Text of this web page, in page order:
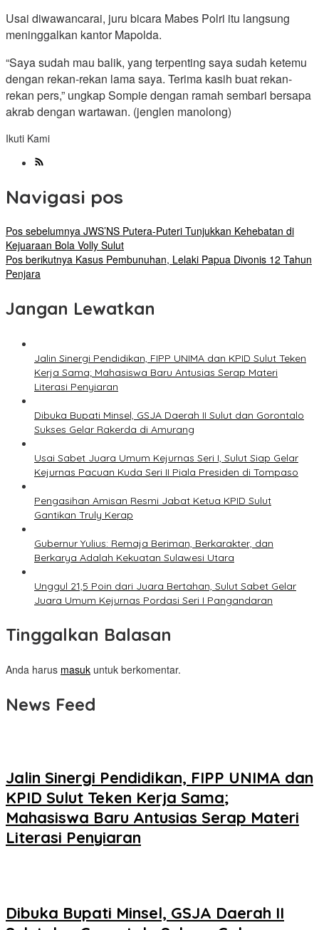
Usai diwawancarai, juru bicara Mabes Polri itu langsung
meninggalkan kantor Mapolda.
“Saya sudah mau balik, yang terpenting saya sudah ketemu
dengan rekan-rekan lama saya. Terima kasih buat rekan-
rekan pers,” ungkap Sompie dengan ramah sembari bersapa
akrab dengan wartawan. (jenglen manolong)
Ikuti Kami
Navigasi pos
Pos sebelumnya JWS’NS Putera-Puteri Tunjukkan Kehebatan di
Kejuaraan Bola Volly Sulut
Pos berikutnya Kasus Pembunuhan, Lelaki Papua Divonis 12 Tahun
Penjara
Jangan Lewatkan
Jalin Sinergi Pendidikan, FIPP UNIMA dan KPID Sulut Teken
Kerja Sama; Mahasiswa Baru Antusias Serap Materi
Literasi Penyiaran
Dibuka Bupati Minsel, GSJA Daerah II Sulut dan Gorontalo
Sukses Gelar Rakerda di Amurang
Usai Sabet Juara Umum Kejurnas Seri I, Sulut Siap Gelar
Kejurnas Pacuan Kuda Seri II Piala Presiden di Tompaso
Pengasihan Amisan Resmi Jabat Ketua KPID Sulut
Gantikan Truly Kerap
Gubernur Yulius: Remaja Beriman, Berkarakter, dan
Berkarya Adalah Kekuatan Sulawesi Utara
Unggul 21,5 Poin dari Juara Bertahan, Sulut Sabet Gelar
Juara Umum Kejurnas Pordasi Seri I Pangandaran
Tinggalkan Balasan
Anda harus masuk untuk berkomentar.
News Feed
Jalin Sinergi Pendidikan, FIPP UNIMA dan
KPID Sulut Teken Kerja Sama;
Mahasiswa Baru Antusias Serap Materi
Literasi Penyiaran
Dibuka Bupati Minsel, GSJA Daerah II